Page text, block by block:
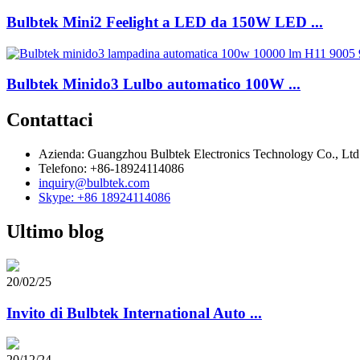
Bulbtek Mini2 Feelight a LED da 150W LED ...
Bulbtek Minido3 Lulbo automatico 100W ...
Contattaci
Azienda: Guangzhou Bulbtek Electronics Technology Co.,
Telefono: +86-18924114086
inquiry@bulbtek.com
Skype: +86 18924114086
Ultimo blog
20/02/25
Invito di Bulbtek International Auto ...